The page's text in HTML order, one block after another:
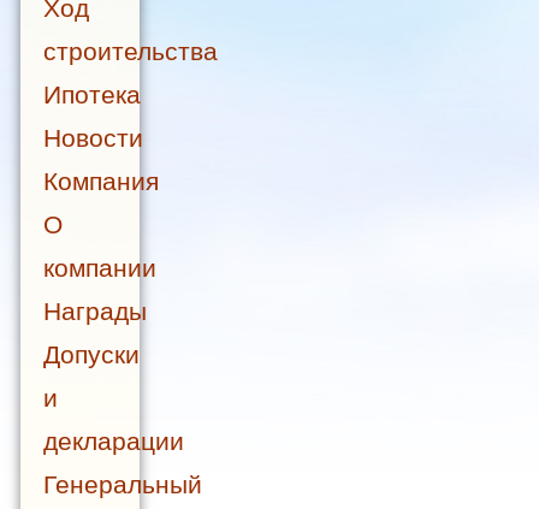
Ход
строительства
Ипотека
Новости
Компания
О
компании
Награды
Допуски
и
декларации
Генеральный